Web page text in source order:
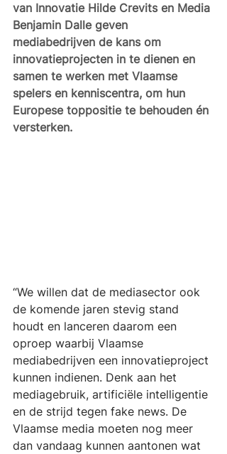
van Innovatie Hilde Crevits en Media
Benjamin Dalle geven
mediabedrijven de kans om
innovatieprojecten in te dienen en
samen te werken met Vlaamse
spelers en kenniscentra, om hun
Europese toppositie te behouden én
versterken.
“We willen dat de mediasector ook
de komende jaren stevig stand
houdt en lanceren daarom een
oproep waarbij Vlaamse
mediabedrijven een innovatieproject
kunnen indienen. Denk aan het
mediagebruik, artificiële intelligentie
en de strijd tegen fake news. De
Vlaamse media moeten nog meer
dan vandaag kunnen aantonen wat